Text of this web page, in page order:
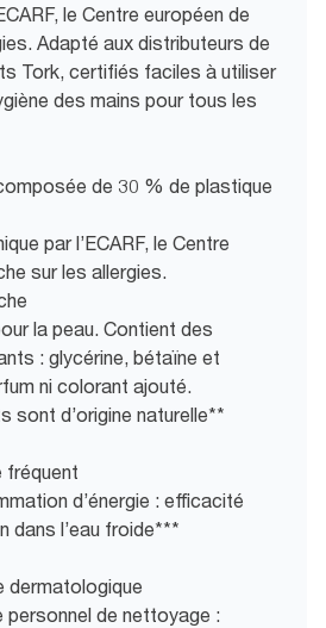
le Centre européen de
Adapté aux distributeurs de
Tork, certifiés faciles à utiliser
des mains pour tous les
de 30 % de plastique
par l’ECARF, le Centre
sur les allergies.
la peau. Contient des
: glycérine, bétaïne et
ni colorant ajouté.
sont d’origine naturelle**
fréquent
d’énergie : efficacité
dans l’eau froide***
dermatologique
personnel de nettoyage :